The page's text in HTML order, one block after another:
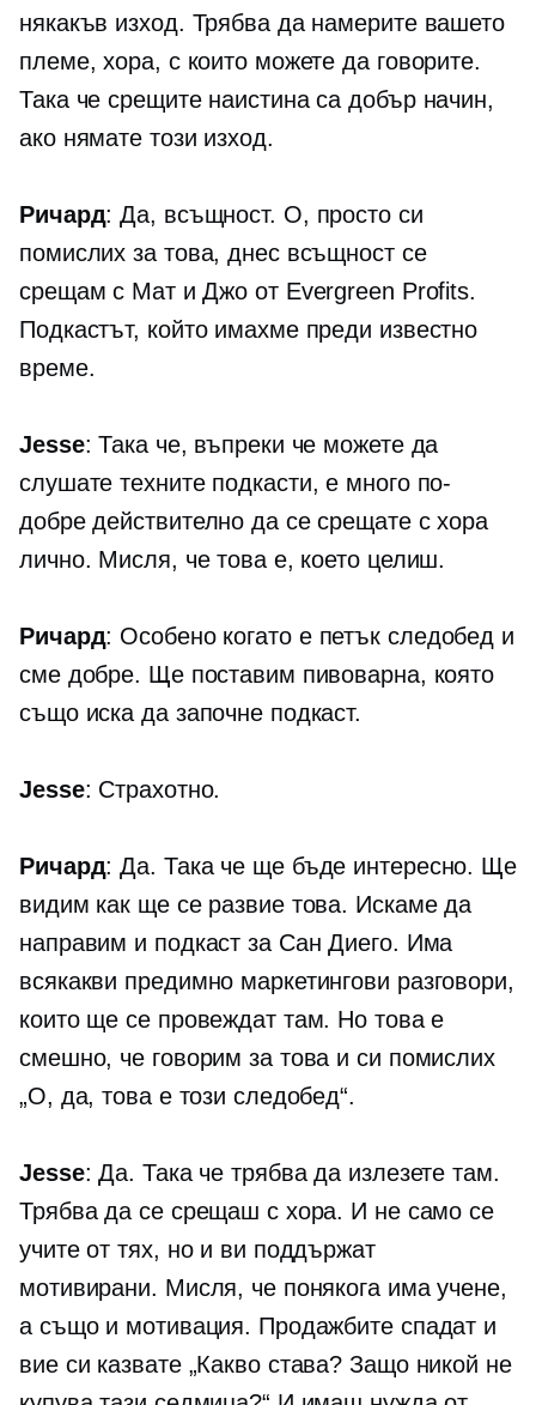
някакъв изход. Трябва да намерите вашето
племе, хора, с които можете да говорите.
Така че срещите наистина са добър начин,
ако нямате този изход.
Ричард: Да, всъщност. О, просто си
помислих за това, днес всъщност се
срещам с Мат и Джо от Evergreen Profits.
Подкастът, който имахме преди известно
време.
Jesse: Така че, въпреки че можете да
слушате техните подкасти, е много по-
добре действително да се срещате с хора
лично. Мисля, че това е, което целиш.
Ричард: Особено когато е петък следобед и
сме добре. Ще поставим пивоварна, която
също иска да започне подкаст.
Jesse: Страхотно.
Ричард: Да. Така че ще бъде интересно. Ще
видим как ще се развие това. Искаме да
направим и подкаст за Сан Диего. Има
всякакви предимно маркетингови разговори,
които ще се провеждат там. Но това е
смешно, че говорим за това и си помислих
„О, да, това е този следобед“.
Jesse: Да. Така че трябва да излезете там.
Трябва да се срещаш с хора. И не само се
учите от тях, но и ви поддържат
мотивирани. Мисля, че понякога има учене,
а също и мотивация. Продажбите спадат и
вие си казвате „Какво става? Защо никой не